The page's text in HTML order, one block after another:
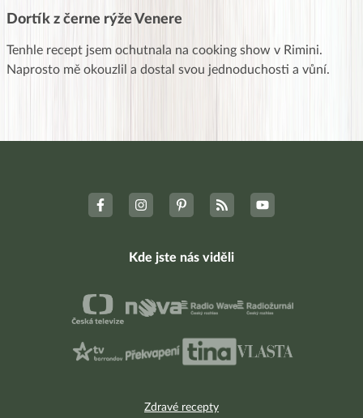
Dortík z černe rýže Venere
Tenhle recept jsem ochutnala na cooking show v Rimini.
Naprosto mě okouzlil a dostal svou jednoduchosti a vůní.
Zdravé recepty
Kde jste nás viděli